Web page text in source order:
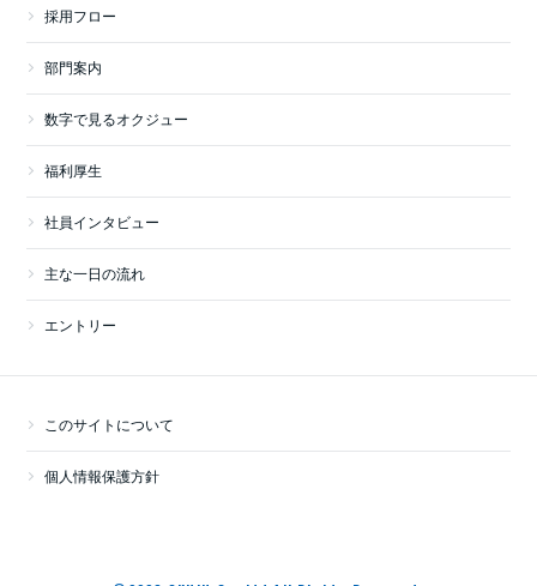
採用フロー
部門案内
数字で見るオクジュー
福利厚生
社員インタビュー
主な一日の流れ
エントリー
このサイトについて
個人情報保護方針